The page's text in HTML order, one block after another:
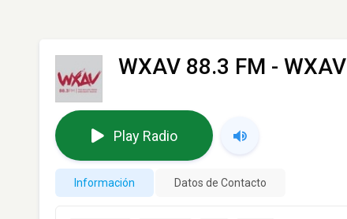
WXAV 88.3 FM - WXAV
Play Radio
Información Datos de Contacto